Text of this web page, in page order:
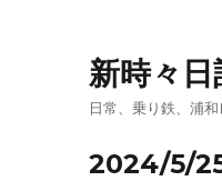
新時々日
日常、乗り鉄、浦
2024/5/